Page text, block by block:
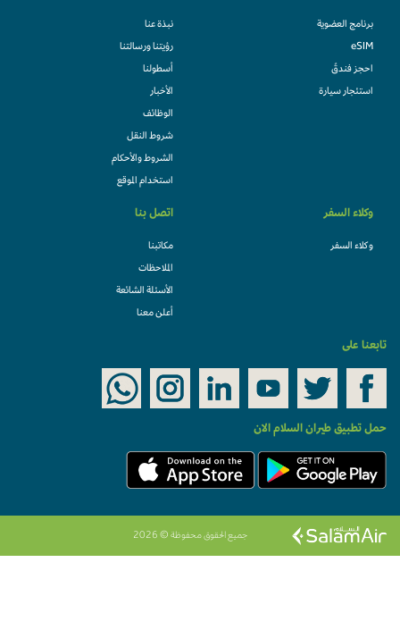
برنامج العضوية
eSIM
احجز فندقً
استئجار سيارة
نبذة عنا
رؤيتنا ورسالتنا
أسطولنا
الأخبار
الوظائف
شروط النقل
الشروط والأحكام
استخدام الموقع
وكلاء السفر
وكلاء السفر
اتصل بنا
مكاتبنا
الملاحظات
الأسئلة الشائعة
أعلن معنا
تابعنا على
حمل تطبيق طيران السلام الان
جميع الحقوق محفوظة © 2026